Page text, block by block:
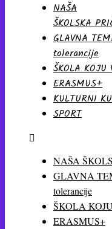
NAŠA
ŠKOLSKA
GLAVNA
tolerancije
ŠKOLA KOJU
ERASMUS+
KULTURNI
SPORT
NAŠA
GLAVNA
tolerancije
ŠKOLA
ERASMUS+